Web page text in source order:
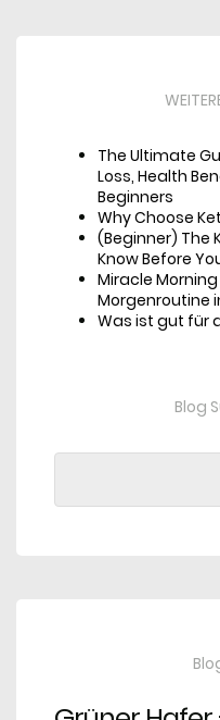
The Ultimate
Loss, Health
Beginners
Why Choose
(Beginner) The
Know Before
Miracle
Morgenroutine
Was ist gut für
Blog